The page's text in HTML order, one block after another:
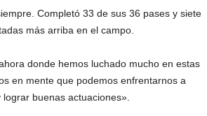
Completó 33 de sus 36 pases y siete
más arriba en el campo.
donde hemos luchado mucho en estas
en mente que podemos enfrentarnos a
buenas actuaciones».